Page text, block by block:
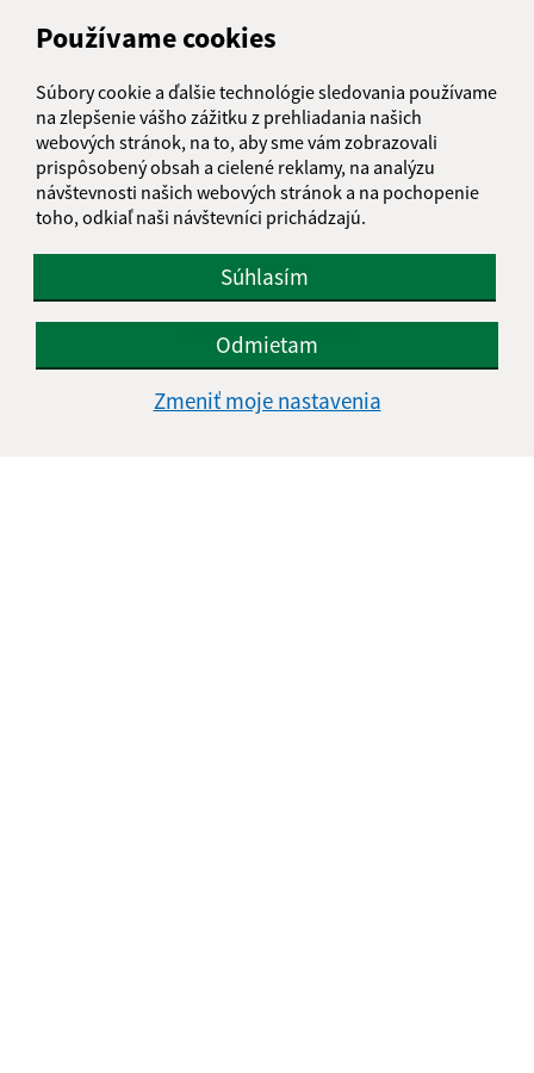
Používame cookies
Súbory cookie a ďalšie technológie sledovania používame
na zlepšenie vášho zážitku z prehliadania našich
webových stránok, na to, aby sme vám zobrazovali
prispôsobený obsah a cielené reklamy, na analýzu
návštevnosti našich webových stránok a na pochopenie
toho, odkiaľ naši návštevníci prichádzajú.
Súhlasím
Odmietam
Zmeniť moje nastavenia
Informácie o stránke:
Vyhlásenie o prístupnosti
Autorské práva